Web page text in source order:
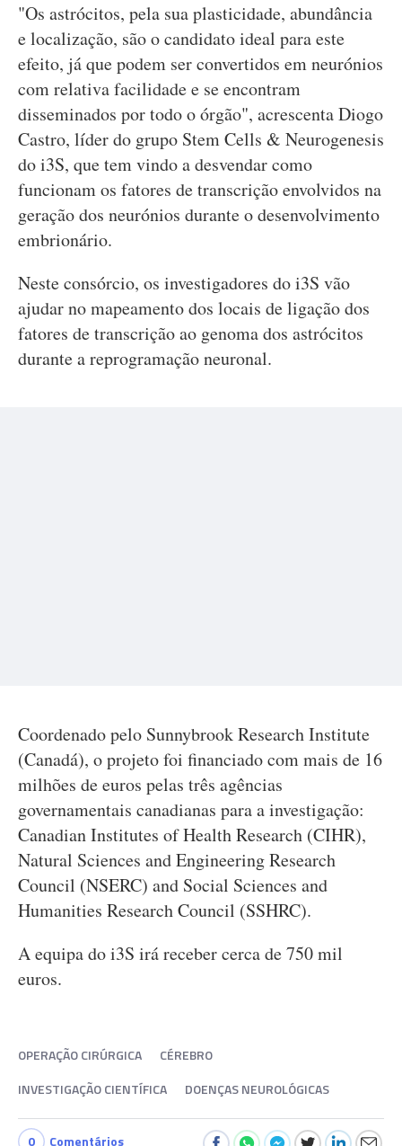
"Os astrócitos, pela sua plasticidade, abundância
e localização, são o candidato ideal para este
efeito, já que podem ser convertidos em neurónios
com relativa facilidade e se encontram
disseminados por todo o órgão", acrescenta Diogo
Castro, líder do grupo Stem Cells & Neurogenesis
do i3S, que tem vindo a desvendar como
funcionam os fatores de transcrição envolvidos na
geração dos neurónios durante o desenvolvimento
embrionário.
Neste consórcio, os investigadores do i3S vão
ajudar no mapeamento dos locais de ligação dos
fatores de transcrição ao genoma dos astrócitos
durante a reprogramação neuronal.
Coordenado pelo Sunnybrook Research Institute
(Canadá), o projeto foi financiado com mais de 16
milhões de euros pelas três agências
governamentais canadianas para a investigação:
Canadian Institutes of Health Research (CIHR),
Natural Sciences and Engineering Research
Council (NSERC) and Social Sciences and
Humanities Research Council (SSHRC).
A equipa do i3S irá receber cerca de 750 mil
euros.
OPERAÇÃO CIRÚRGICA
CÉREBRO
INVESTIGAÇÃO CIENTÍFICA
DOENÇAS NEUROLÓGICAS
0 Comentários